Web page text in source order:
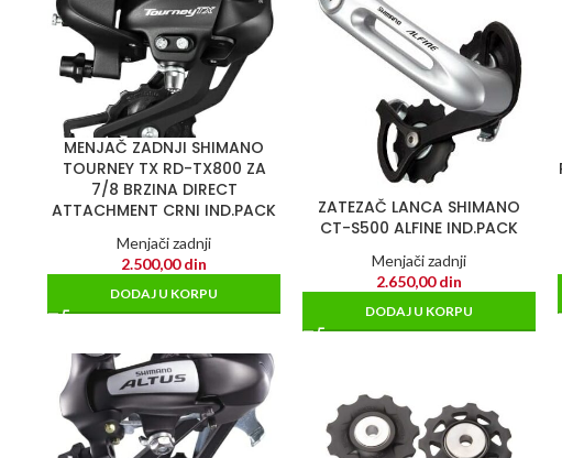
MENJAČ ZADNJI SHIMANO
TOURNEY TX RD-TX800 ZA
7/8 BRZINA DIRECT
ATTACHMENT CRNI IND.PACK
Menjači zadnji
2.500,00din
DODAJ U KORPU
ZATEZAČ LANCA SHIMANO
CT-S500 ALFINE IND.PACK
Menjači zadnji
2.650,00din
DODAJ U KORPU